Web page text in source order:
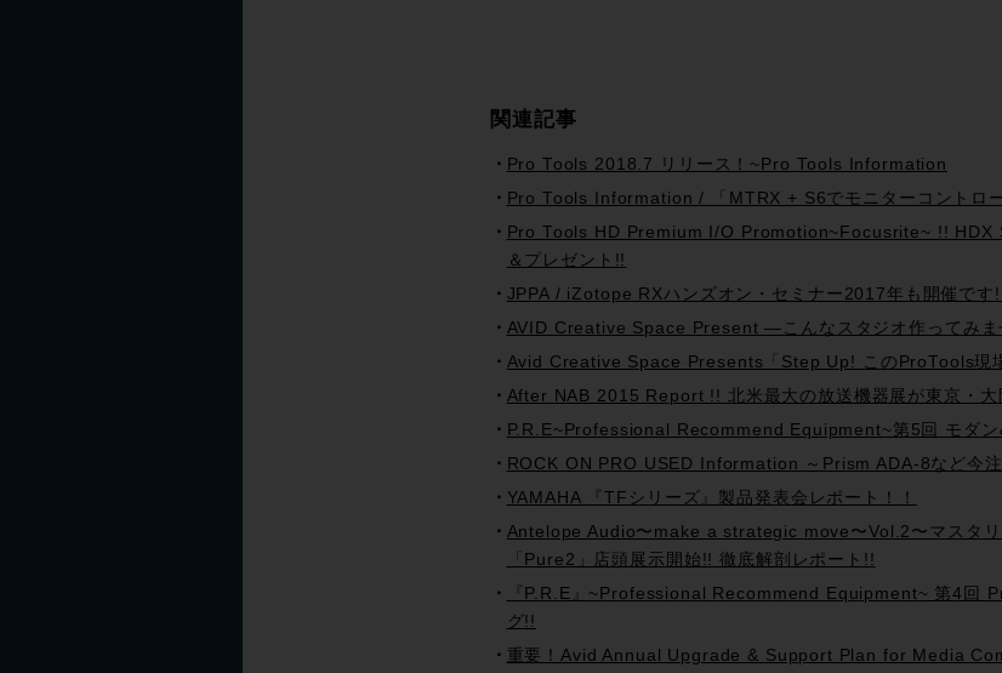
関連記事
Pro Tools 2018.7 リリース！~Pro Tools Information
Pro Tools Information / 「MTRX + S6でモニターコントロ
Pro Tools HD Premium I/O Promotion~Focusrite~ !! HDX
＆プレゼント!!
JPPA / iZotope RXハンズオン・セミナー2017年も開催です
AVID Creative Space Present —こんなスタジオ作ってみ
Avid Creative Space Presents「Step Up! このProTools現
After NAB 2015 Report !! 北米最大の放送機器展が東京・大
P.R.E~Professional Recommend Equipment~第5回 モダン
ROCK ON PRO USED Information ～Prism ADA-8など今
YAMAHA 『TFシリーズ』製品発表会レポート！！
Antelope Audio〜make a strategic move〜Vol.2〜マスタ
「Pure2」店頭展示開始!! 徹底解剖レポート!!
『P.R.E』~Professional Recommend Equipment~ 第4回
グ!!
重要！Avid Annual Upgrade & Support Plan for Media